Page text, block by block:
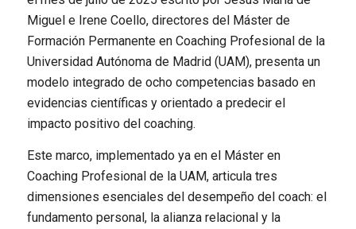
Miguel e Irene Coello, directores del Máster de
Formación Permanente en Coaching Profesional de la
Universidad Autónoma de Madrid (UAM), presenta un
modelo integrado de ocho competencias basado en
evidencias científicas y orientado a predecir el
impacto positivo del coaching.
Este marco, implementado ya en el Máster en
Coaching Profesional de la UAM, articula tres
dimensiones esenciales del desempeño del coach: el
fundamento personal, la alianza relacional y la